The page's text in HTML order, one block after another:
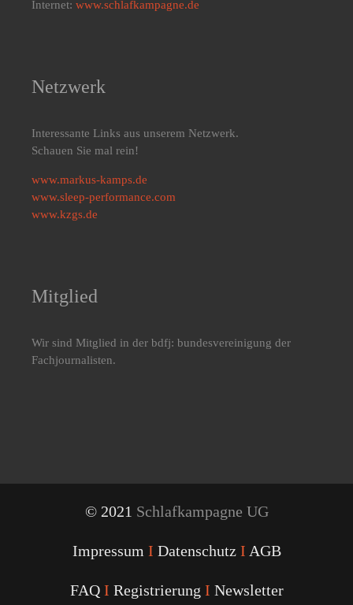
Internet: www.schlafkampagne.de
Netzwerk
Interessante Links aus unserem Netzwerk.
Schauen Sie mal rein!
www.markus-kamps.de
www.sleep-performance.com
www.kzgs.de
Mitglied
Wir sind Mitglied in der bdfj: bundesvereinigung der
Fachjournalisten.
© 2021 Schlafkampagne UG
Impressum I Datenschutz I AGB
FAQ I Registrierung I Newsletter